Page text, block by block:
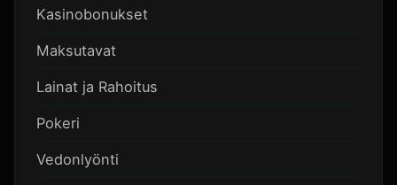
Kasinobonukset
Maksutavat
Lainat ja Rahoitus
Pokeri
Vedonlyönti